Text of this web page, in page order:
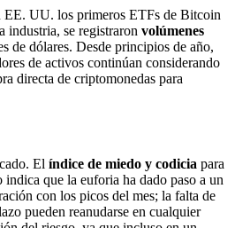
EE. UU. los primeros ETFs de Bitcoin
industria, se registraron volúmenes
de dólares. Desde principios de año,
de activos continúan considerando
directa de criptomonedas para
El índice de miedo y codicia para
que la euforia ha dado paso a un
con los picos del mes; la falta de
pueden reanudarse en cualquier